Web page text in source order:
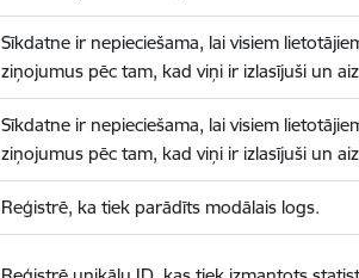
Sīkdatne ir nepieciešama, lai visiem
ziņojumus pēc tam, kad viņi ir izlasījuši un
Sīkdatne ir nepieciešama, lai visiem
ziņojumus pēc tam, kad viņi ir izlasījuši un
Reģistrē, ka tiek parādīts modālais logs.